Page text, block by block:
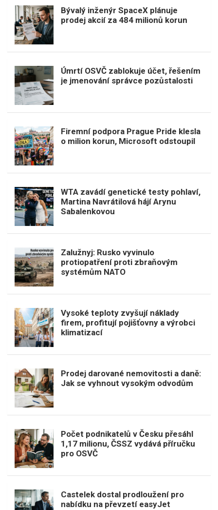
Bývalý inženýr SpaceX plánuje
prodej akcií za 484 milionů korun
Úmrtí OSVČ zablokuje účet, řešením
je jmenování správce pozůstalosti
Firemní podpora Prague Pride klesla
o milion korun, Microsoft odstoupil
WTA zavádí genetické testy pohlaví,
Martina Navrátilová hájí Arynu
Sabalenkovou
Zalužnyj: Rusko vyvinulo
protiopatření proti zbraňovým
systémům NATO
Vysoké teploty zvyšují náklady
firem, profitují pojišťovny a výrobci
klimatizací
Prodej darované nemovitosti a daně:
Jak se vyhnout vysokým odvodům
Počet podnikatelů v Česku přesáhl
1,17 milionu, ČSSZ vydává příručku
pro OSVČ
Castelek dostal prodloužení pro
nabídku na převzetí easyJet